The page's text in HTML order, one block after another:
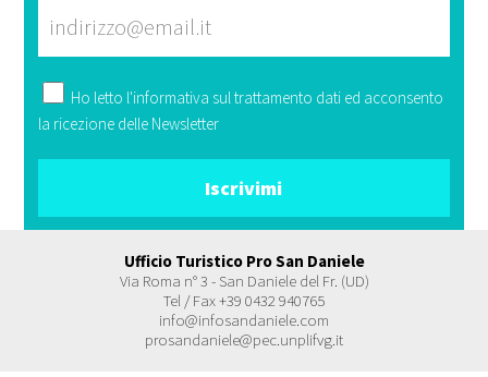
Ho letto l'informativa sul trattamento dati ed acconsento
la ricezione delle Newsletter
Ufficio Turistico Pro San Daniele
Via Roma n° 3 - San Daniele del Fr. (UD)
Tel / Fax +39 0432 940765
info@infosandaniele.com
prosandaniele@pec.unplifvg.it